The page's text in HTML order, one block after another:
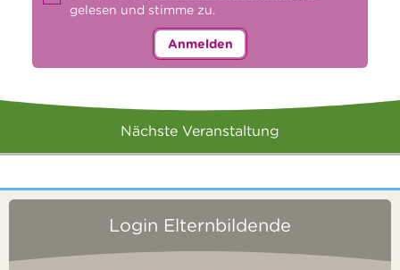
gelesen und stimme zu.
Anmelden
Nächste Veranstaltung
Login Elternbildende